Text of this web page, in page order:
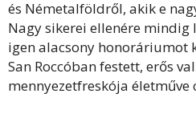
és Németalföldről, akik e
Nagy sikerei ellenére mindig
igen alacsony honoráriumot
San Roccóban festett, erős
mennyezetfreskója életműve